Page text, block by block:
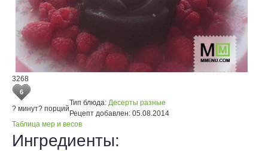
3268
6
? минут? порций
Тип блюда: Десерты разные
Рецепт добавлен: 05.08.2014
Таблица мер и весов
Ингредиенты: